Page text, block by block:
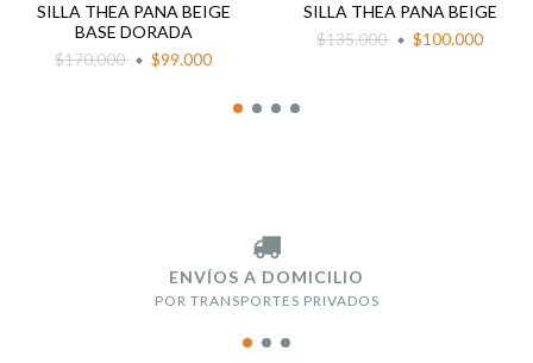
SILLA THEA PANA BEIGE
BASE DORADA
$170.000
$99.000
SILLA THEA PANA BEIGE
$135.000
$100.000
ENVÍOS A DOMICILIO
POR TRANSPORTES PRIVADOS